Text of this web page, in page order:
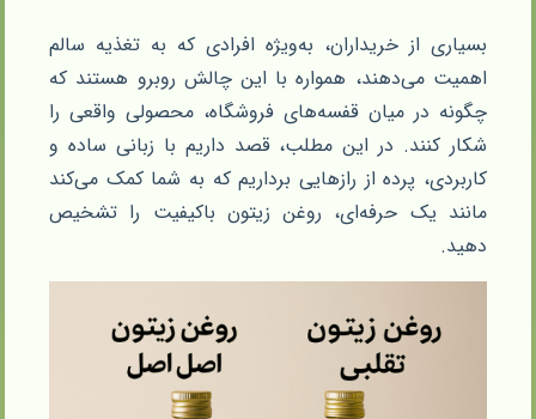
بسیاری از خریداران، به‌ویژه افرادی که به تغذیه سالم
اهمیت می‌دهند، همواره با این چالش روبرو هستند که
چگونه در میان قفسه‌های فروشگاه، محصولی واقعی را
شکار کنند. در این مطلب، قصد داریم با زبانی ساده و
کاربردی، پرده از رازهایی برداریم که به شما کمک می‌کند
مانند یک حرفه‌ای، روغن زیتون باکیفیت را تشخیص
دهید.